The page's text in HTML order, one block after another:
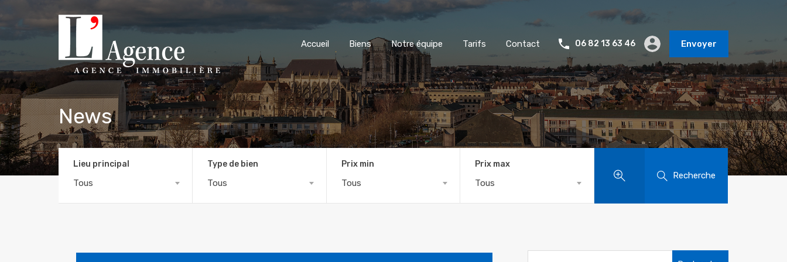
Accueil Biens Notre équipe Tarifs Contact 06 82 13 63 46 Envoyer
News
Lieu principal
Tous
Type de bien
Tous
Prix min
Tous
Prix max
Tous
Recherche